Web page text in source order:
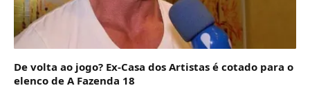
De volta ao jogo? Ex-Casa dos Artistas é cotado para o
elenco de A Fazenda 18